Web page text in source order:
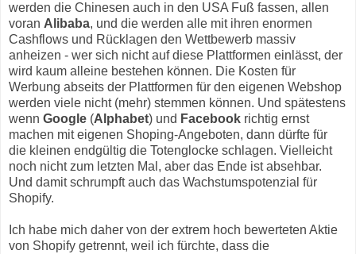
werden die Chinesen auch in den USA Fuß fassen, allen
voran Alibaba, und die werden alle mit ihren enormen
Cashflows und Rücklagen den Wettbewerb massiv
anheizen - wer sich nicht auf diese Plattformen einlässt, der
wird kaum alleine bestehen können. Die Kosten für
Werbung abseits der Plattformen für den eigenen Webshop
werden viele nicht (mehr) stemmen können. Und spätestens
wenn Google (Alphabet) und Facebook richtig ernst
machen mit eigenen Shoping-Angeboten, dann dürfte für
die kleinen endgültig die Totenglocke schlagen. Vielleicht
noch nicht zum letzten Mal, aber das Ende ist absehbar.
Und damit schrumpft auch das Wachstumspotenzial für
Shopify.
Ich habe mich daher von der extrem hoch bewerteten Aktie
von Shopify getrennt, weil ich fürchte, dass die